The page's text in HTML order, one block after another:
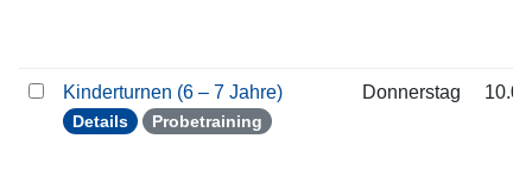
Kinderturnen (6 – 7 Jahre)
Details Probetraining
Donnerstag